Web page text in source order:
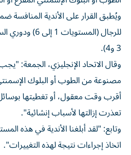
ويُطبق القرار على الأندية المنافسة
للرجال
3 و4).
وقال الاتحاد الإنجليزي، الجمعة:
مصنوعة من الطوب أو البلوك
أقرب وقت معقول، أو تغطيتها
تعذرت إزالتها لأسباب إنشائية".
وتابع: "لقد أبلغنا الأندية في هذه
اتخاذ إجراءات نتيجة لهذه التغييرات".